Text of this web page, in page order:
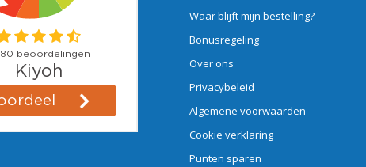
Waar blijft mijn bestelling?
Bonusregeling
Over ons
Privacybeleid
Algemene voorwaarden
Cookie verklaring
Punten sparen